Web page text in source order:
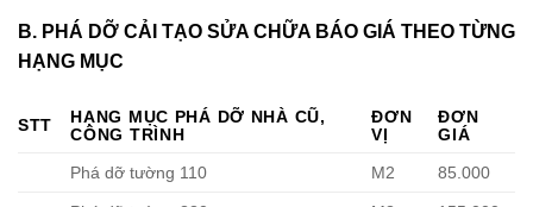
B. PHÁ DỠ CẢI TẠO SỬA CHỮA BÁO GIÁ THEO TỪNG
HẠNG MỤC
STT
HẠNG MỤC PHÁ DỠ NHÀ CŨ,
CÔNG TRÌNH
ĐƠN
VỊ
ĐƠN
GIÁ
Phá dỡ tường 110
M2 85.000